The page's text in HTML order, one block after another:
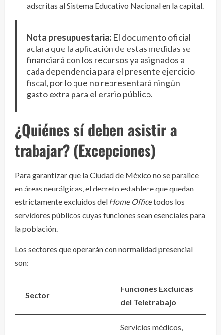
adscritas al Sistema Educativo Nacional en la capital.
Nota presupuestaria:El documento oficial
aclara que la aplicación de estas medidas se
financiará con los recursos ya asignados a
cada dependencia para el presente ejercicio
fiscal, por lo que no representará ningún
gasto extra para el erario público.
¿Quiénes sí deben asistir a
trabajar? (Excepciones)
Para garantizar que la Ciudad de México no se paralice
en áreas neurálgicas, el decreto establece que quedan
estrictamente excluidos del Home Officetodos los
servidores públicos cuyas funciones sean esenciales para
la población.
Los sectores que operarán con normalidad presencial
son:
Sector
Funciones Excluidas
del Teletrabajo
Servicios médicos,